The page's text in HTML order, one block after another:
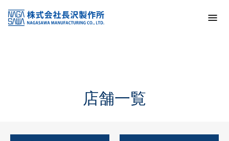
KSS加盟店・取扱店情報
店舗一覧
店舗一覧